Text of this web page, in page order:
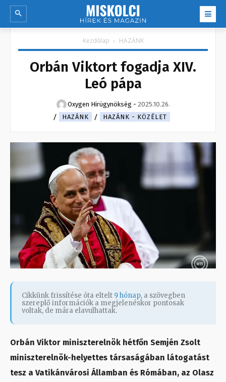
Kezdőlap HAZÁNK
Orbán Viktort fogadja XIV.
Leó pápa
Oxygen Hirügynökség - 2025.10.26.
HAZÁNK
HAZÁNK - KÖZÉLET
Cikkünk frissítése óta eltelt 9 hónap, a szövegben
szereplő információk a megjelenéskor pontosak
voltak, de mára elavulhattak.
Orbán Viktor miniszterelnök hétfőn Semjén Zsolt
miniszterelnök-helyettes társaságában látogatást
tesz a Vatikánvárosi Államban és Rómában, az Olasz